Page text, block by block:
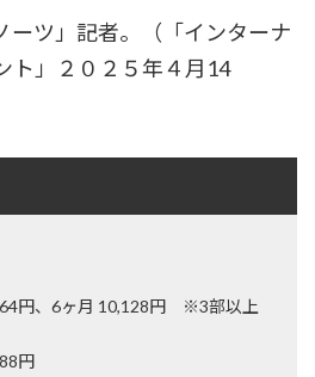
ツ」記者。（「インターナ
ト」２０２５年４月14
円、6ヶ月 10,128円 ※3部以上
円